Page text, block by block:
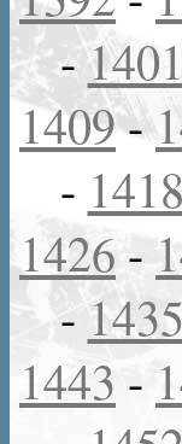
-1401
1409-
- 1418
1426-
-1435
1443 -